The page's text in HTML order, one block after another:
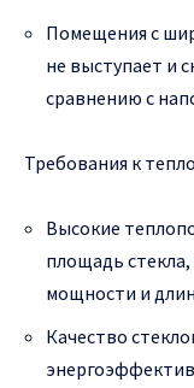
Помещения с
не выступает и
сравнению с
Требования к
Высокие
площадь
мощности и
Качество